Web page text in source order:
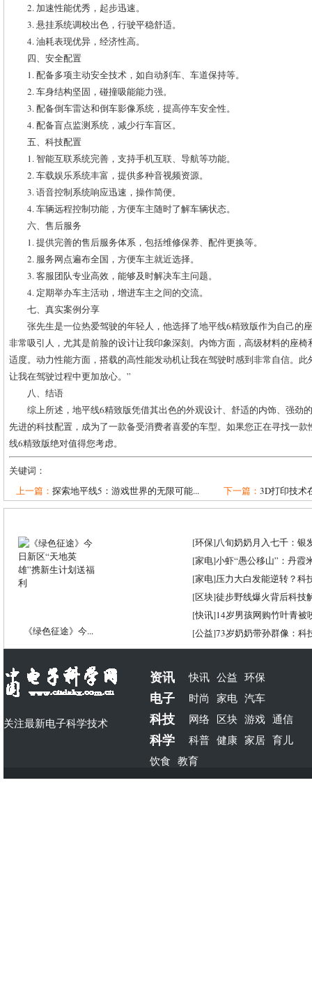
2. 加速性能优秀，起步迅速。
3. 悬挂系统调校出色，行驶平稳舒适。
4. 油耗表现优异，经济性高。
四、安全配置
1. 配备多项主动安全技术，如自动刹车、车道保持等。
2. 车身结构坚固，碰撞吸能能力强。
3. 配备倒车雷达和倒车影像系统，提高停车安全性。
4. 配备盲点监测系统，减少行车盲区。
五、科技配置
1. 智能互联系统完善，支持手机互联、导航等功能。
2. 车载娱乐系统丰富，提供多种音视频资源。
3. 语音控制系统响应迅速，操作简便。
4. 车辆远程控制功能，方便车主随时了解车辆状态。
六、售后服务
1. 提供完善的售后服务体系，包括维修保养、配件更换等。
2. 服务网点遍布全国，方便车主就近选择。
3. 客服团队专业高效，能够及时解决车主问题。
4. 定期举办车主活动，增进车主之间的交流。
七、真实案例分享
张先生是一位热爱驾驶的年轻人，他选择了地平线6精致版作为自己的
非常吸引人，尤其是前脸的设计让我印象深刻。内饰方面，高级材料的座
适度。动力性能方面，搭载的高性能发动机让我在驾驶时感到非常自信。
让我在驾驶过程中更加放心。”
八、结语
综上所述，地平线6精致版凭借其出色的外观设计、舒适的内饰、强劲
先进的科技配置，成为了一款备受消费者喜爱的车型。如果您正在寻找一
线6精致版绝对值得您考虑。
关键词：
上一篇： 探索地平线5：游戏世界的无限可能... 下一篇： 3D打印技术
《绿色征途》今...
[环保]八旬奶奶月入七千：银
[家电]小虾“愚公移山”：丹霞
[家电]压力大白发能逆转？科
[区块]徒步野线爆火背后科技
[快讯]14岁男孩网购竹叶青被
[公益]73岁奶奶带孙群像：科
关注最新电子科学技术
资讯 快讯 公益 环保
电子 时尚 家电 汽车
科技 网络 区块 游戏 通信
科学 科普 健康 家居 育儿
饮食 教育